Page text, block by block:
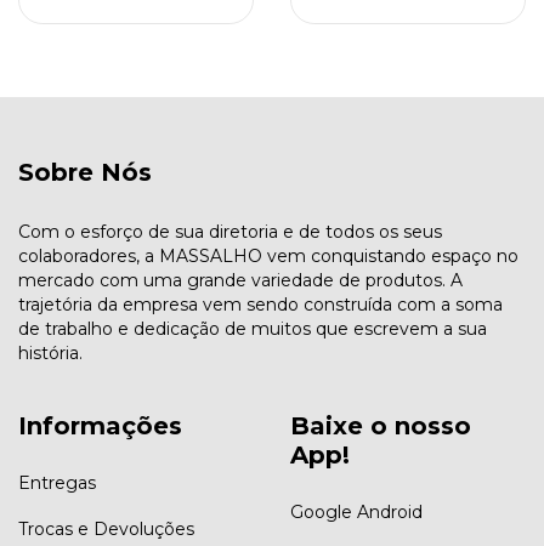
Sobre Nós
Com o esforço de sua diretoria e de todos os seus
colaboradores, a MASSALHO vem conquistando espaço no
mercado com uma grande variedade de produtos. A
trajetória da empresa vem sendo construída com a soma
de trabalho e dedicação de muitos que escrevem a sua
história.
Informações
Entregas
Trocas e Devoluções
Baixe o nosso
App!
Google Android